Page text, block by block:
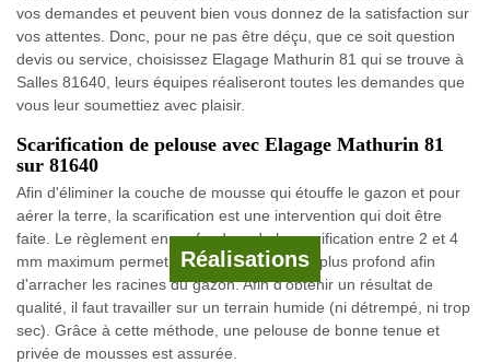
Réalisations
vos demandes et peuvent bien vous donnez de la satisfaction sur
vos attentes. Donc, pour ne pas être déçu, que ce soit question
devis ou service, choisissez Elagage Mathurin 81 qui se trouve à
Salles 81640, leurs équipes réaliseront toutes les demandes que
vous leur soumettiez avec plaisir.
Scarification de pelouse avec Elagage Mathurin 81
sur 81640
Afin d'éliminer la couche de mousse qui étouffe le gazon et pour
aérer la terre, la scarification est une intervention qui doit être
faite. Le règlement en profondeur de la scarification entre 2 et 4
mm maximum permet de ce fait un réglage plus profond afin
d'arracher les racines du gazon. Afin d'obtenir un résultat de
qualité, il faut travailler sur un terrain humide (ni détrempé, ni trop
sec). Grâce à cette méthode, une pelouse de bonne tenue et
privée de mousses est assurée.